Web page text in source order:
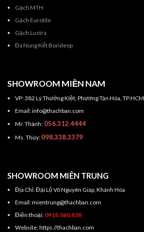
Gạch MTH
Gạch Eurotile
Gạch Lustra
Đá Nung Kết Borideop
SHOWROOM MIỀN NAM
VP: 382 Lý Thường KIệt, Phương Tân Hòa, TP.HCM
Email: info@thachban.com
Mr. Thành:056.312.4444
Ms. Thùy: 098.338.3379
SHOWROOM MIÊN TRUNG
Địa Chỉ: Đại Lộ Võ Nguyên Giáp, Khánh Hòa
Email: mientrung@thachban.com
Điện thoại: 0918.060.838
Website: https://thachban.com